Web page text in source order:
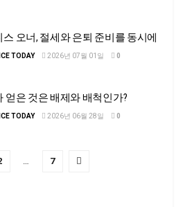
스 오너, 절세와 은퇴 준비를 동시에
TODAY 2026년 07월 01일 0
얻은 것은 배제와 배척인가?
TODAY 2026년 06월 28일 0
… 7